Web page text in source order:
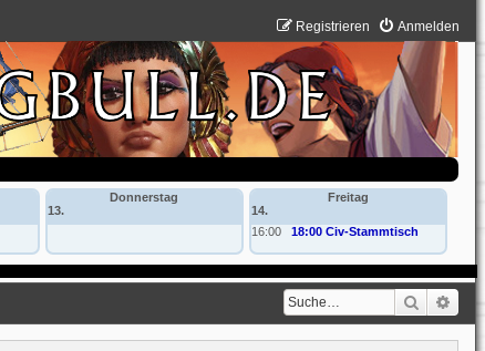
Anmelden
Registrieren
Donnerstag
13.
Freitag
14.
16:00
18:00 Civ-Stammtisch
Suche